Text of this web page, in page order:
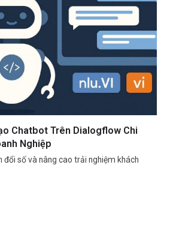
Chatbot Trên Dialogflow Chi
Nghiệp
đổi số và nâng cao trải nghiệm khách